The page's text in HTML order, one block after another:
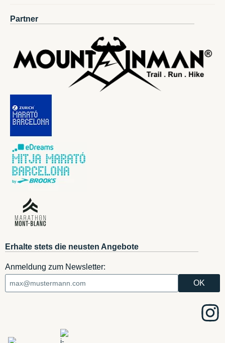
Partner
Erhalte stets die neusten Angebote
Anmeldung zum Newsletter: